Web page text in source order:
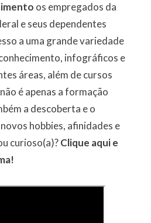
os empregados da
e seus dependentes
a uma grande variedade
infográficos e
áreas, além de cursos
é apenas a formação
a descoberta e o
hobbies, afinidades e
curioso(a)?Clique aqui e